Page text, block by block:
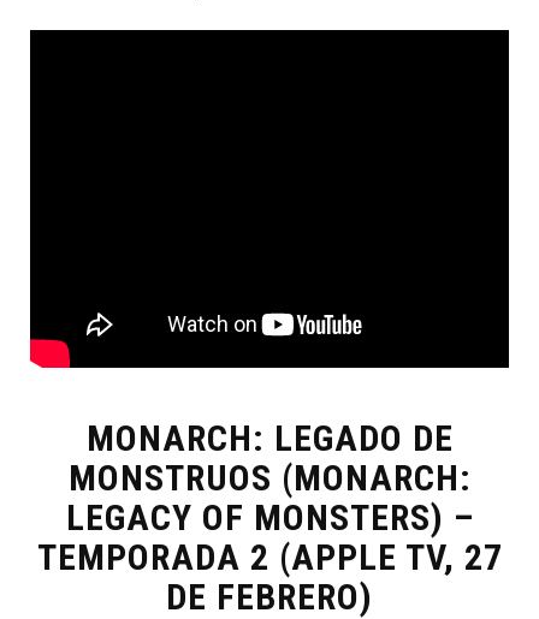
MONARCH: LEGADO DE
MONSTRUOS (MONARCH:
LEGACY OF MONSTERS) –
TEMPORADA 2 (APPLE TV, 27
DE FEBRERO)